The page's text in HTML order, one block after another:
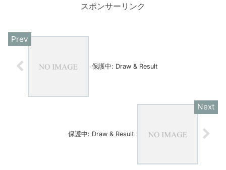
スポンサーリンク
保護中: Draw & Result
保護中: Draw & Result